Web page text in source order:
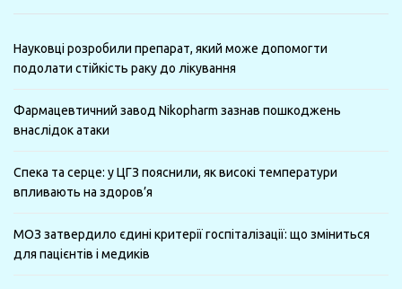
Науковці розробили препарат, який може допомогти
подолати стійкість раку до лікування
Фармацевтичний завод Nikopharm зазнав пошкоджень
внаслідок атаки
Спека та серце: у ЦГЗ пояснили, як високі температури
впливають на здоров’я
МОЗ затвердило єдині критерії госпіталізації: що зміниться
для пацієнтів і медиків